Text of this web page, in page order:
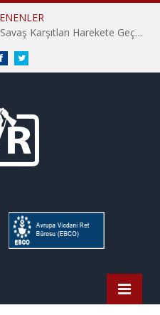
Hiroşima’nın 81. Yılında İtalyan Savaş Karşıtları Harekete Geçti: “Hatırlamak yeterli değil”
FacebookTwitter